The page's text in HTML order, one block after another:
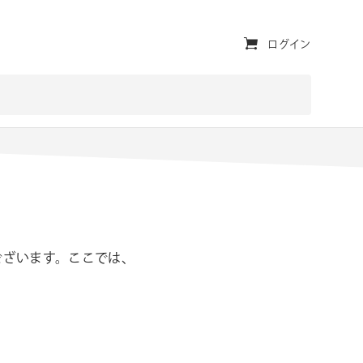
ユ
ィ
ログイン
います。ここでは、